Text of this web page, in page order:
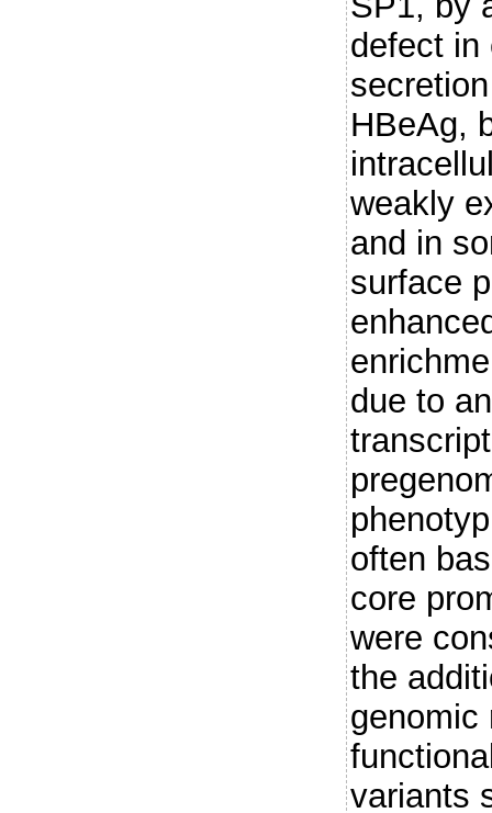
defect in
HBeAg,
weakly
and in
surface
due to
often
core
were
the
genomic
variants